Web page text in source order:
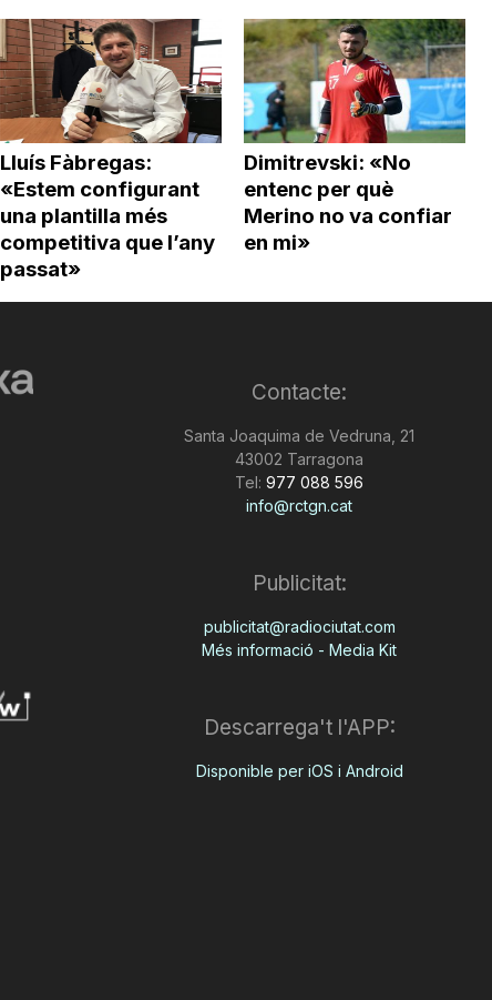
Lluís Fàbregas:
«Estem configurant
una plantilla més
competitiva que l’any
passat»
Dimitrevski: «No
entenc per què
Merino no va confiar
en mi»
Contacte:
Santa Joaquima de Vedruna, 21
43002 Tarragona
Tel: 977 088 596
info@rctgn.cat
Publicitat:
publicitat@radiociutat.com
Més informació - Media Kit
Descarrega't l'APP:
Disponible per iOS i Android